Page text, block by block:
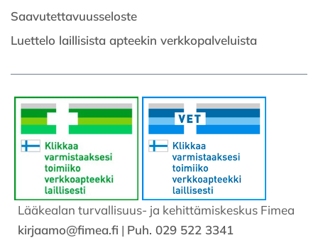
Saavutettavuusseloste
Luettelo laillisista apteekin verkkopalveluista
Lääkealan turvallisuus- ja kehittämiskeskus Fimea
kirjaamo@fimea.fi | Puh. 029 522 3341